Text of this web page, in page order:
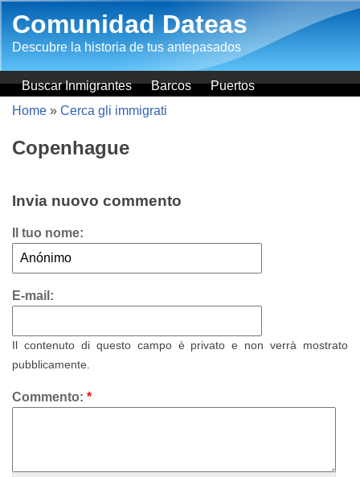
Comunidad Dateas
Descubre la historia de tus antepasados
Buscar Inmigrantes Barcos
Puertos
Home » Cerca gli immigrati
Copenhague
Invia nuovo commento
Il tuo nome:
E-mail:
Il contenuto di questo campo è privato e non verrà mostrato
pubblicamente.
Commento: *